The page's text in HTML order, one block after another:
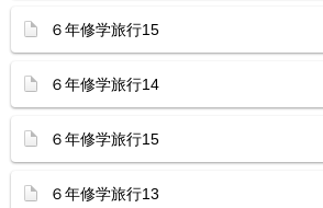
６年修学旅行15
６年修学旅行14
６年修学旅行15
６年修学旅行13